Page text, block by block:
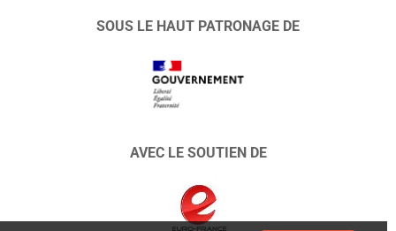
SOUS LE HAUT PATRONAGE DE
AVEC LE SOUTIEN DE